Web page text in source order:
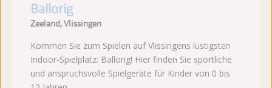
Ballorig
Zeeland, Vlissingen
Kommen Sie zum Spielen auf Vlissingens lustigsten
Indoor-Spielplatz: Ballorig! Hier finden Sie sportliche
und anspruchsvolle Spielgeräte für Kinder von 0 bis